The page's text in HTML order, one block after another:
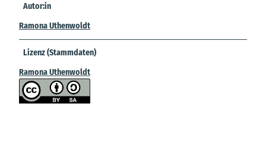
Autor:in
Ramona Uthenwoldt
Lizenz (Stammdaten)
Ramona Uthenwoldt